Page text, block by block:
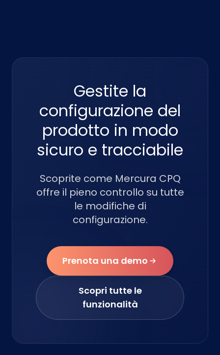
Gestite la
configurazione del
prodotto in modo
sicuro e tracciabile
Scoprite come Mercura CPQ
offre il pieno controllo su tutte
le modifiche di
configurazione.
Prenota una demo
Scopri tutte le
funzionalità